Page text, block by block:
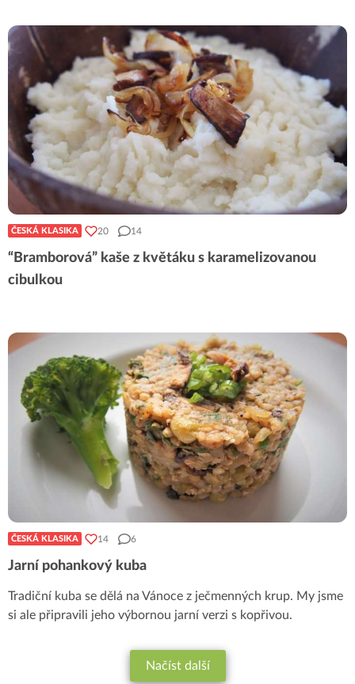
ČESKÁ KLASIKA 20 14
“Bramborová” kaše z květáku s karamelizovanou
cibulkou
ČESKÁ KLASIKA 14 6
Jarní pohankový kuba
Tradiční kuba se dělá na Vánoce z ječmenných krup. My jsme
si ale připravili jeho výbornou jarní verzi s kopřivou.
Načíst další